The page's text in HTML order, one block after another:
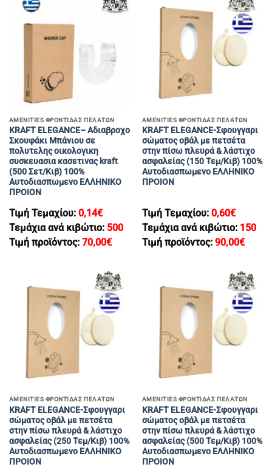
AMENITIES ΦΡΟΝΤΙΔΑΣ ΠΕΛΑΤΩΝ
KRAFT ELEGANCE– Αδιαβροχο
Σκουφάκι Μπάνιου σε
πολυτελης οικολογικη
συσκευασια κασετινας kraft
(500 Σετ/Κιβ) 100%
Αυτοδιασπωμενο ΕΛΛΗΝΙΚΟ
ΠΡΟΙΟΝ
Τιμή Τεμαχίου: 0,14€
Τεμάχια ανά κιβώτιο: 500
Τιμή προϊόντος: 70,00€
AMENITIES ΦΡΟΝΤΙΔΑΣ ΠΕΛΑΤΩΝ
KRAFT ELEGANCE-Σφουγγαρι
σώματος οβάλ με πετσέτα
στην πίσω πλευρά & λάστιχο
ασφαλείας (150 Τεμ/Κιβ) 100%
Αυτοδιασπωμενο ΕΛΛΗΝΙΚΟ
ΠΡΟΙΟΝ
Τιμή Τεμαχίου: 0,60€
Τεμάχια ανά κιβώτιο: 150
Τιμή προϊόντος: 90,00€
AMENITIES ΦΡΟΝΤΙΔΑΣ ΠΕΛΑΤΩΝ
KRAFT ELEGANCE-Σφουγγαρι
σώματος οβάλ με πετσέτα
στην πίσω πλευρά & λάστιχο
ασφαλείας (250 Τεμ/Κιβ) 100%
Αυτοδιασπωμενο ΕΛΛΗΝΙΚΟ
ΠΡΟΙΟΝ
AMENITIES ΦΡΟΝΤΙΔΑΣ ΠΕΛΑΤΩΝ
KRAFT ELEGANCE-Σφουγγαρι
σώματος οβάλ με πετσέτα
στην πίσω πλευρά & λάστιχο
ασφαλείας (500 Τεμ/Κιβ) 100%
Αυτοδιασπωμενο ΕΛΛΗΝΙΚΟ
ΠΡΟΙΟΝ